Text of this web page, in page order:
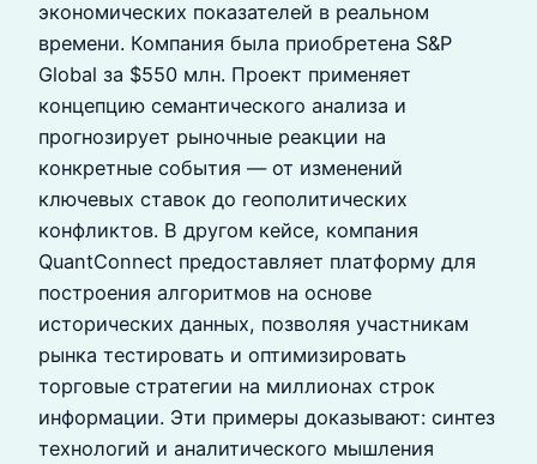
экономических показателей в реальном
времени. Компания была приобретена S&P
Global за $550 млн. Проект применяет
концепцию семантического анализа и
прогнозирует рыночные реакции на
конкретные события — от изменений
ключевых ставок до геополитических
конфликтов. В другом кейсе, компания
QuantConnect предоставляет платформу для
построения алгоритмов на основе
исторических данных, позволяя участникам
рынка тестировать и оптимизировать
торговые стратегии на миллионах строк
информации. Эти примеры доказывают: синтез
технологий и аналитического мышления